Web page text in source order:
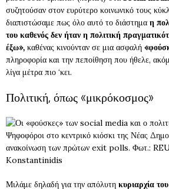
συζητούσαν στον ευρύτερο κοινωνικό τους
διαπιστώσαμε πως όλο αυτό το διάστημα η
του καθενός δεν ήταν η πολιτική
έξω», καθένας κινούνταν σε μια ασφαλή
πληροφορία και την πεποίθηση που ήθελε,
λίγα μέτρα πιο ‘κει.
Πολιτική, όπως «μικρόκοσμος»
Ψηφοφόροι στο κεντρικό κιόσκι της Νέας
ανακοίνωση των πρώτων exit polls. Φωτ.:
Konstantinidis
Μιλάμε δηλαδή για την απόλυτη κυριαρχία